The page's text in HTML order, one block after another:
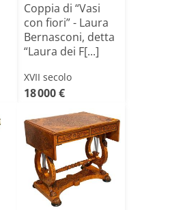
Coppia di “Vasi
con fiori” - Laura
Bernasconi, detta
“Laura dei F[...]
XVII secolo
18 000 €